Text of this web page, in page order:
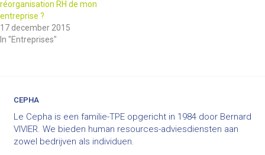
réorganisation RH de mon
entreprise ?
17 december 2015
In "Entreprises"
CEPHA
Le Cepha is een familie-TPE opgericht in 1984 door Bernard
VIVIER. We bieden human resources-adviesdiensten aan
zowel bedrijven als individuen.